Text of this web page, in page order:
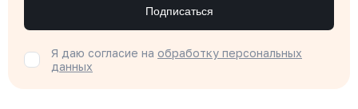
Подписаться
Я даю согласие на обработку персональных
данных